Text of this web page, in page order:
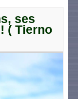
ses
( Tierno